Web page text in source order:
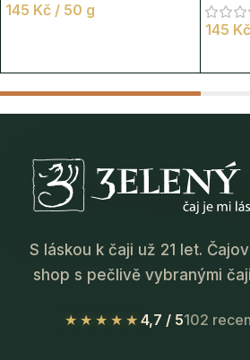
145 Kč / 50 g
145 Kč
S láskou k čaji už 21 let.
shop s pečlivě vybranými
★★★★★ 4,7 / 5102